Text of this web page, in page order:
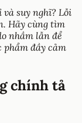
suy nghĩ? Lỗi
Hãy cùng tìm
nhầm lẫn để
phẩm đầy cảm
chính tả